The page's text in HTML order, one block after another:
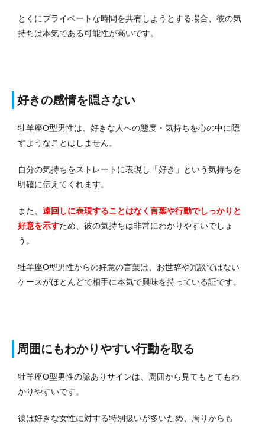
とくにプライベートな時間を共有しようとする場合、彼の気
持ちは本気である可能性が高いです。
好きの感情を隠さない
牡羊座O型男性は、好きな人への態度・気持ちを心の中に隠
すようなことはしません。
自分の気持ちをストレートに表現し「好き」という気持ちを
明確に伝えてくれます。
また、 遠回しに表現することはなく言葉や行動でしっかりと
好意を示すため、彼の気持ちは非常にわかりやすいでしょ
う。
牡羊座O型男性からの好意の言葉は、お世辞や冗談ではない
ケースがほとんどで相手に本気で興味を持っている証です。
周囲にもわかりやすい行動を取る
牡羊座O型男性の脈ありサインは、周囲から見てもとてもわ
かりやすいです。
彼は好きな女性に対する特別扱いが多いため、周りからも